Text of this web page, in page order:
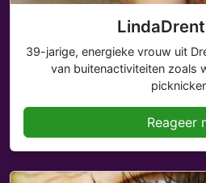
39-jarige, energieke vrouw uit
van buitenactiviteiten zoals
Reageer